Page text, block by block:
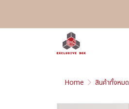
Home สินค้าทั้งหมด